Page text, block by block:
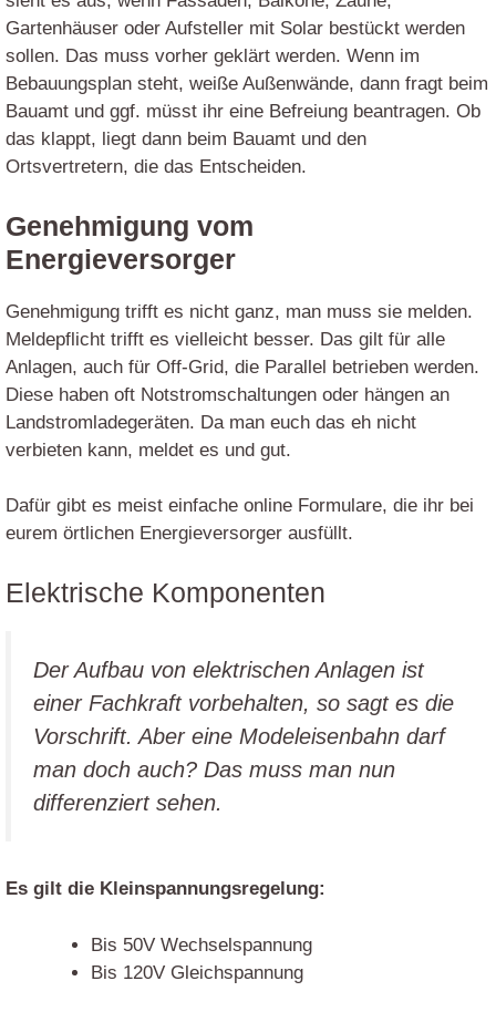
Gartenhäuser oder Aufsteller mit Solar bestückt werden
sollen. Das muss vorher geklärt werden. Wenn im
Bebauungsplan steht, weiße Außenwände, dann fragt beim
Bauamt und ggf. müsst ihr eine Befreiung beantragen. Ob
das klappt, liegt dann beim Bauamt und den
Ortsvertretern, die das Entscheiden.
Genehmigung vom
Energieversorger
Genehmigung trifft es nicht ganz, man muss sie melden.
Meldepflicht trifft es vielleicht besser. Das gilt für alle
Anlagen, auch für Off-Grid, die Parallel betrieben werden.
Diese haben oft Notstromschaltungen oder hängen an
Landstromladegeräten. Da man euch das eh nicht
verbieten kann, meldet es und gut.
Dafür gibt es meist einfache online Formulare, die ihr bei
eurem örtlichen Energieversorger ausfüllt.
Elektrische Komponenten
Der Aufbau von elektrischen Anlagen ist
einer Fachkraft vorbehalten, so sagt es die
Vorschrift. Aber eine Modeleisenbahn darf
man doch auch? Das muss man nun
differenziert sehen.
Es gilt die Kleinspannungsregelung:
Bis 50V Wechselspannung
Bis 120V Gleichspannung